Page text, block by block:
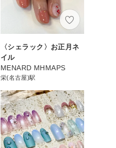
〈シェラック〉お正月ネ
イル
MENARD MHMAPS
栄(名古屋)駅